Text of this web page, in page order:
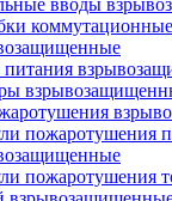
вводы
коммутационные
пожаротушения
пожаротушения